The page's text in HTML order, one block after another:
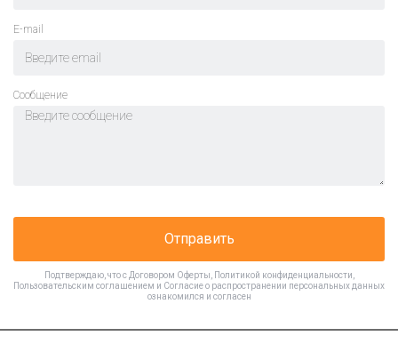
E-mail
Cообщение
Отправить
Подтверждаю, что с Договором Оферты Политикой конфиденциальности
Пользовательским соглашением и Согласие о распространении персональных данных
ознакомился и согласен